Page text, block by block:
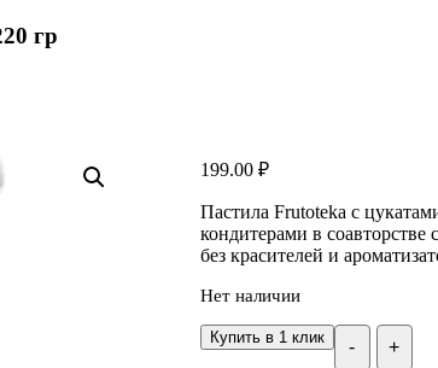
гр
199.00 ₽
Пастила Frutoteka с
кондитерами в соавторстве
без красителей и
Нет наличии
- +
Купить в 1 клик